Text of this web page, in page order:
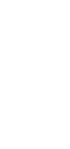
La última
aquella
de este año
su victoria
con
Madrid, el